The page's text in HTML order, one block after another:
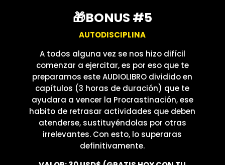
🎁BONUS #5
AUTODISCIPLINA
A todos alguna vez se nos hizo difícil
comenzar a ejercitar, es por eso que te
preparamos este AUDIOLIBRO dividido en
capítulos (3 horas de duración) que te
ayudara a vencer la Procrastinación, ese
habito de retrasar actividades que deben
atenderse, sustituyéndolas por otras
irrelevantes. Con esto, lo superaras
definitivamente.